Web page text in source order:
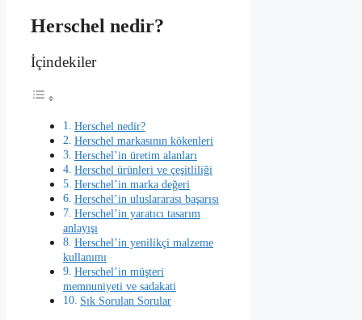
Herschel nedir?
İçindekiler
Herschel nedir?
Herschel markasının kökenleri
Herschel’in üretim alanları
Herschel ürünleri ve çeşitliliği
Herschel’in marka değeri
Herschel’in uluslararası başarısı
Herschel’in yaratıcı tasarım
anlayışı
Herschel’in yenilikçi malzeme
kullanımı
Herschel’in müşteri
memnuniyeti ve sadakati
Sık Sorulan Sorular